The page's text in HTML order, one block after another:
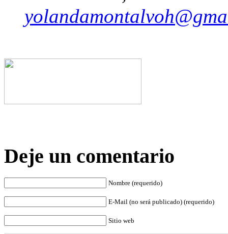
Deje un comentario
Nombre (requerido)
E-Mail (no será publicado) (requerido)
Sitio web